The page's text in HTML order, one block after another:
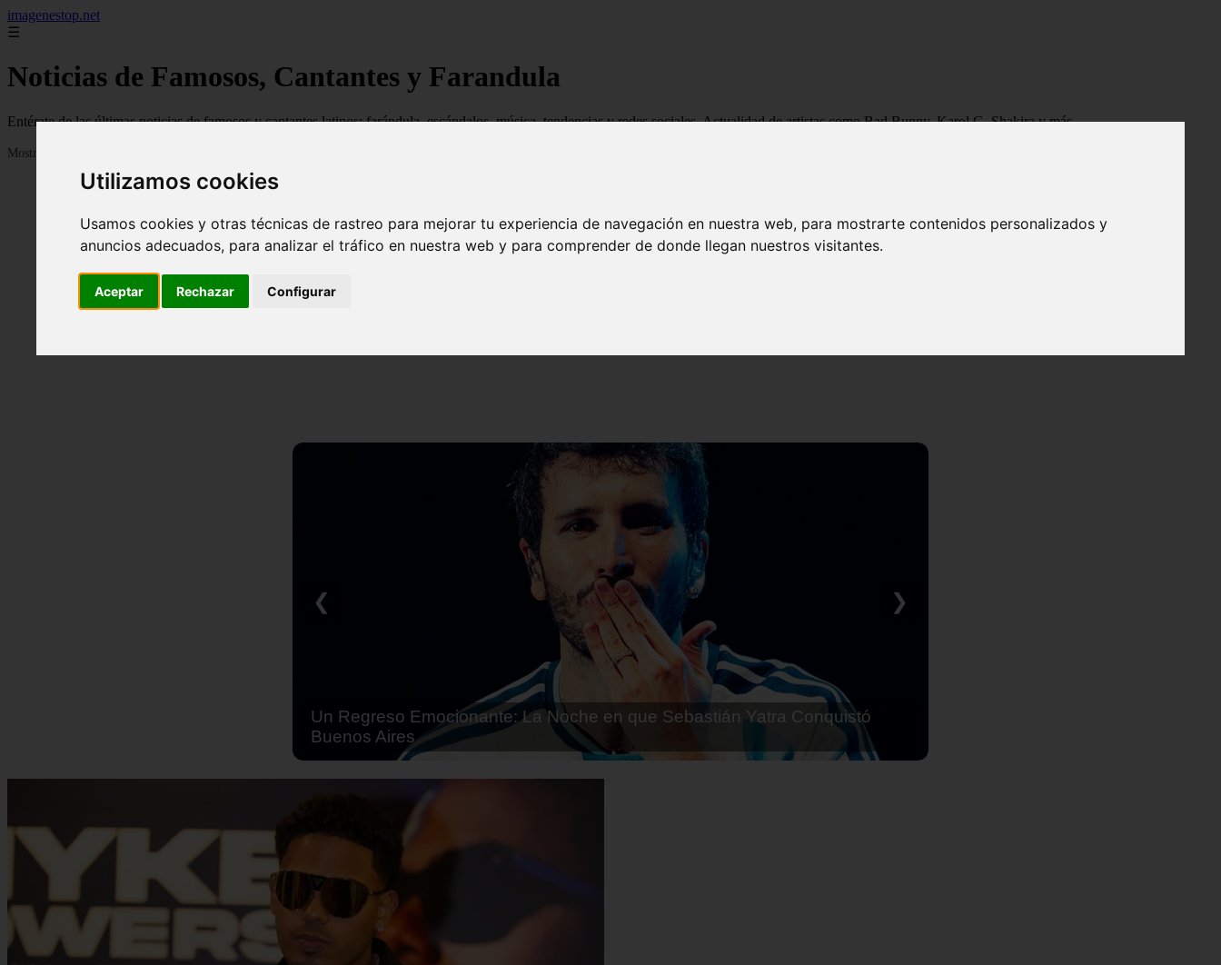
Utilizamos cookies
Usamos cookies y otras técnicas de rastreo para mejorar tu experiencia de navegación en nuestra web, para mostrarte contenidos personalizados y
anuncios adecuados, para analizar el tráfico en nuestra web y para comprender de donde llegan nuestros visitantes.
Aceptar Rechazar Configurar
imagenestop.net
☰
Noticias de Famosos, Cantantes y Farandula
Entérate de las últimas noticias de famosos y cantantes latinos: farándula, escándalos, música, tendencias y redes sociales. Actualidad de artistas como Bad Bunny, Karol G, Shakira y más.
Mostrando 1 - 24 de 1588 artículos
Un Regreso Emocionante: La Noche en que Sebastián Yatra Conquistó
Buenos Aires
❮ ❯